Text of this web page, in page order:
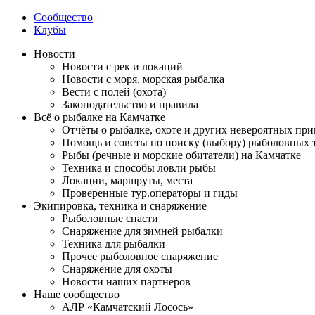
Сообщество
Клубы
Новости
Новости с рек и локаций
Новости с моря, морская рыбалка
Вести с полей (охота)
Законодательство и правила
Всё о рыбалке на Камчатке
Отчёты о рыбалке, охоте и других невероятных
Помощь и советы по поиску (выбору) рыболовных
Рыбы (речные и морские обитатели) на Камчатке
Техника и способы ловли рыбы
Локации, маршруты, места
Проверенные тур.операторы и гиды
Экипировка, техника и снаряжение
Рыболовные снасти
Снаряжение для зимней рыбалки
Техника для рыбалки
Прочее рыболовное снаряжение
Снаряжение для охоты
Новости наших партнеров
Наше сообщество
АЛР «Камчатский Лосось»